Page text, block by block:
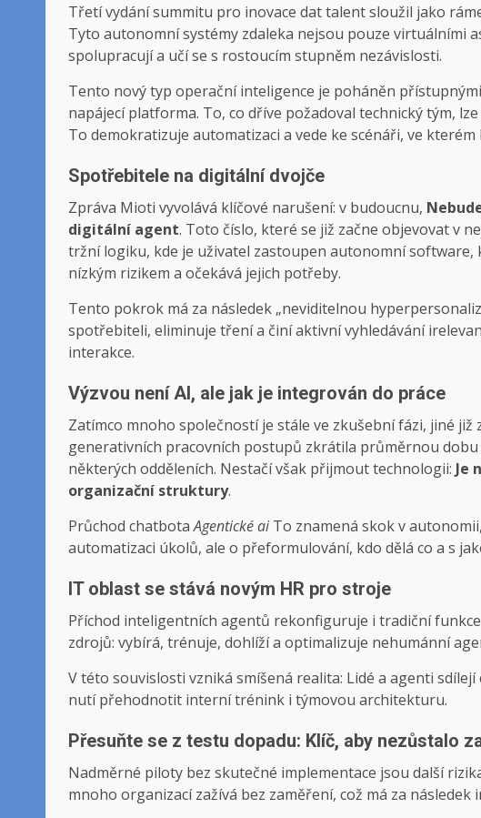
Třetí vydání summitu pro inovace dat talent sloužil jako
Tyto autonomní systémy zdaleka nejsou pouze virtuálními
spolupracují a učí se s rostoucím stupněm nezávislosti.
Tento nový typ operační inteligence je poháněn
napájecí platforma. To, co dříve požadoval technický tým,
To demokratizuje automatizaci a vede ke scénáři, ve
Spotřebitele na digitální dvojče
Zpráva Mioti vyvolává klíčové narušení: v budoucnu,
digitální agent. Toto číslo, které se již začne objevovat v
tržní logiku, kde je uživatel zastoupen autonomní
nízkým rizikem a očekává jejich potřeby.
Tento pokrok má za následek „neviditelnou
spotřebiteli, eliminuje tření a činí aktivní vyhledávání
interakce.
Výzvou není AI, ale jak je integrován do práce
Zatímco mnoho společností je stále ve zkušební fázi, jiné
generativních pracovních postupů zkrátila průměrnou
některých odděleních. Nestačí však přijmout technologii: Je
organizační struktury.
Průchod chatbotaAgentické aiTo znamená skok v
automatizaci úkolů, ale o přeformulování, kdo dělá co a s
IT oblast se stává novým HR pro stroje
Příchod inteligentních agentů rekonfiguruje i tradiční
zdrojů: vybírá, trénuje, dohlíží a optimalizuje nehumánní
V této souvislosti vzniká smíšená realita: Lidé a agenti
nutí přehodnotit interní trénink i týmovou architekturu.
Přesuňte se z testu dopadu: Klíč, aby nezůstalo
Nadměrné piloty bez skutečné implementace jsou další
mnoho organizací zažívá bez zaměření, což má za následek